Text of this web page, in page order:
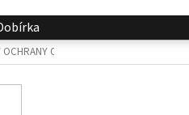
OSOBNÍCH ÚDAJŮ